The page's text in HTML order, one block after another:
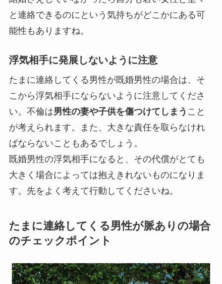
と連絡できるのにという気持ちがどこかにある可
能性もありますね。
浮気相手に発展しないように注意
たまに連絡してくる男性が既婚男性の場合は、そ
こから浮気相手にならないように注意してくださ
い。不倫は男性の妻や子供を傷つけてしまう こと
が考えられます。また、大きな責任を取らなけれ
ばならないこともあるでしょう。
既婚男性の浮気相手になると、その代償がとても
大きく場合によっては抱えきれないものになりま
す。 先をよく考えて行動してくださいね。
たまに連絡してくる男性が脈ありの場合
のチェックポイント